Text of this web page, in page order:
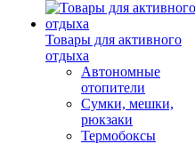
Товары для активного
отдыха
Автономные
отопители
Сумки, мешки,
рюкзаки
Термобоксы